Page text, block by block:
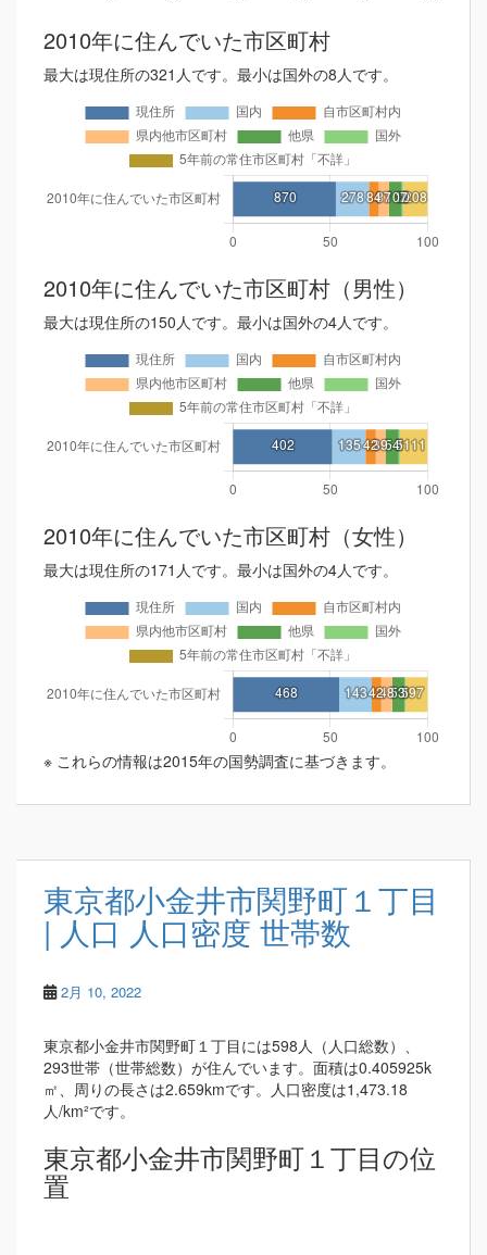
2010年に住んでいた市区町村
最大は現住所の321人です。最小は国外の8人です。
2010年に住んでいた市区町村（男性）
最大は現住所の150人です。最小は国外の4人です。
2010年に住んでいた市区町村（女性）
最大は現住所の171人です。最小は国外の4人です。
※ これらの情報は2015年の国勢調査に基づきます。
東京都小金井市関野町１丁目
| 人口 人口密度 世帯数
2月 10, 2022
東京都小金井市関野町１丁目には598人（人口総数）、
293世帯（世帯総数）が住んでいます。面積は0.405925k
㎡、周りの長さは2.659kmです。人口密度は1,473.18
人/km²です。
東京都小金井市関野町１丁目の位
置